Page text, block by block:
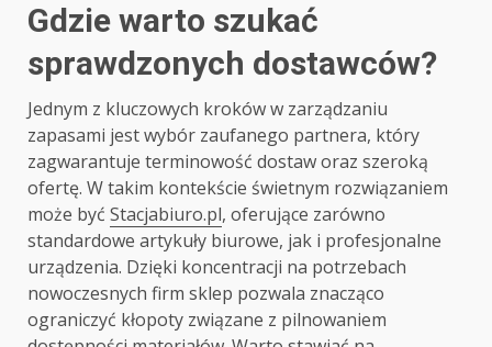
Gdzie warto szukać
sprawdzonych dostawców?
Jednym z kluczowych kroków w zarządzaniu
zapasami jest wybór zaufanego partnera, który
zagwarantuje terminowość dostaw oraz szeroką
ofertę. W takim kontekście świetnym rozwiązaniem
może być Stacjabiuro.pl, oferujące zarówno
standardowe artykuły biurowe, jak i profesjonalne
urządzenia. Dzięki koncentracji na potrzebach
nowoczesnych firm sklep pozwala znacząco
ograniczyć kłopoty związane z pilnowaniem